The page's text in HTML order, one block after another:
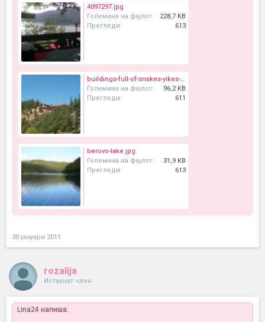
4097297.jpg
Големина на фајлот:
228,7 KB
Прегледи:
613
buildings-full-of-snakes-yikes-berovo.jpg
Големина на фајлот:
96,2 KB
Прегледи:
611
berovo-lake.jpg
Големина на фајлот:
31,9 KB
Прегледи:
613
30 јануари 2011
rozalija
Истакнат член
Lina24 напиша: